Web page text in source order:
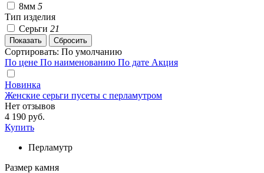
8мм 5
Тип изделия
Серьги 21
Сортировать: По умолчанию
По цене По наименованию По дате Акция
Новинка
Женские серьги пусеты с перламутром
Нет отзывов
4 190 руб.
Купить
Перламутр
Размер камня